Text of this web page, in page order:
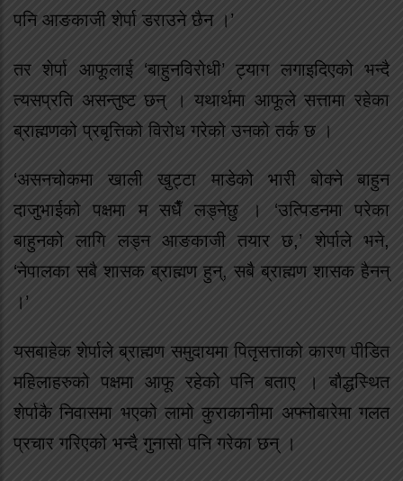
पनि आङकाजी शेर्पा डराउने छैन ।’
तर शेर्पा आफूलाई ‘बाहुनविरोधी’ ट्याग लगाइदिएको भन्दै
त्यसप्रति असन्तुष्ट छन् । यथार्थमा आफूले सत्तामा रहेका
ब्राह्मणको प्रबृत्तिको विरोध गरेको उनको तर्क छ ।
‘असनचोकमा खाली खुट्टा माडेको भारी बोक्ने बाहुन
दाजुभाईको पक्षमा म सधैँ लड्नेछु । ‘उत्पिडनमा परेका
बाहुनको लागि लड्न आङकाजी तयार छ,’ शेर्पाले भने,
‘नेपालका सबै शासक ब्राह्मण हुन्, सबै ब्राह्मण शासक हैनन्
।’
यसबाहेक शेर्पाले ब्राह्मण समुदायमा पितृसत्ताको कारण पीडित
महिलाहरुको पक्षमा आफू रहेको पनि बताए । बौद्धस्थित
शेर्पाकै निवासमा भएको लामो कुराकानीमा अफ्नोबारेमा गलत
प्रचार गरिएको भन्दै गुनासो पनि गरेका छन् ।